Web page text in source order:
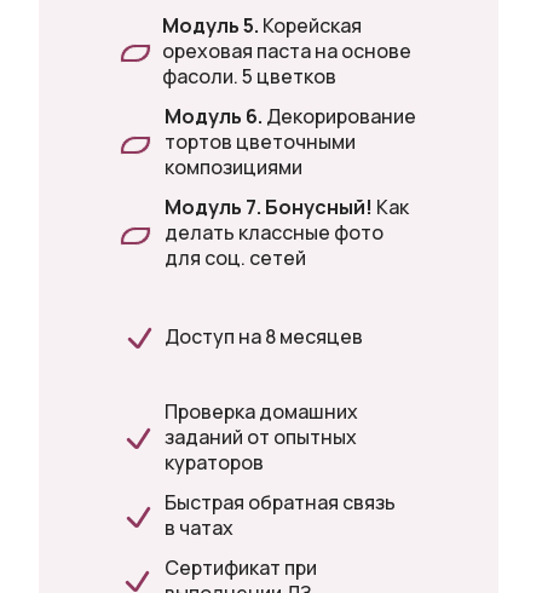
Модуль 5. Корейская
ореховая паста на основе
фасоли. 5 цветков
Модуль 6. Декорирование
тортов цветочными
композициями
Модуль 7. Бонусный! Как
делать классные фото
для соц. сетей
Доступ на 8 месяцев
Проверка домашних
заданий от опытных
кураторов
Быстрая обратная связь
в чатах
Сертификат при